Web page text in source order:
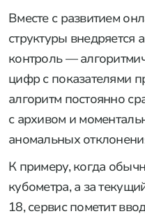
Вместе с развитием
структуры
контроль —
цифр с показателями
алгоритм постоянно
с архивом и
аномальных
К примеру, когда
кубометра, а за
18, сервис пометит